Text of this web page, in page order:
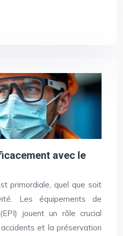
avec le
primordiale, quel que soit
Les équipements de
jouent un rôle crucial
et la préservation